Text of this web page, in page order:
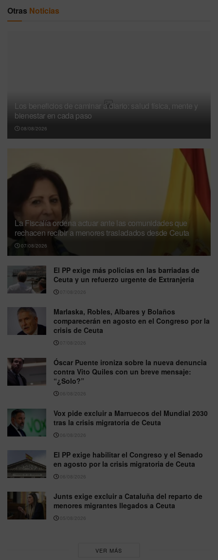
Otras Noticias
Los beneficios de caminar a diario: salud física, mente y
bienestar en cada paso
08/08/2026
La Fiscalía ordena actuar ante las comunidades que
rechacen recibir a menores trasladados desde Ceuta
07/08/2026
El PP exige más policías en las barriadas de
Ceuta y un refuerzo urgente de Extranjería
07/08/2026
Marlaska, Robles, Albares y Bolaños
comparecerán en agosto en el Congreso por la
crisis de Ceuta
07/08/2026
Óscar Puente ironiza sobre la nueva denuncia
contra Vito Quiles con un breve mensaje:
“¿Solo?”
06/08/2026
Vox pide excluir a Marruecos del Mundial 2030
tras la crisis migratoria de Ceuta
06/08/2026
El PP exige habilitar el Congreso y el Senado
en agosto por la crisis migratoria de Ceuta
06/08/2026
Junts exige excluir a Cataluña del reparto de
menores migrantes llegados a Ceuta
05/08/2026
VER MÁS